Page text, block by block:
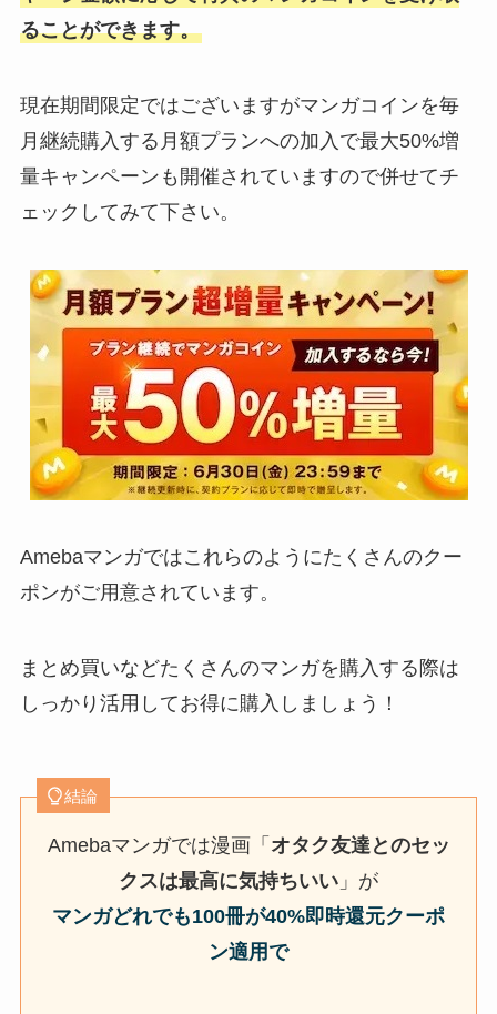
ることができます。
現在期間限定ではございますがマンガコインを毎
月継続購入する月額プランへの加入で最大50%増
量キャンペーンも開催されていますので併せてチ
ェックしてみて下さい。
Amebaマンガではこれらのようにたくさんのクー
ポンがご用意されています。
まとめ買いなどたくさんのマンガを購入する際は
しっかり活用してお得に購入しましょう！
結論
Amebaマンガでは漫画「 オタク友達とのセッ
クスは最高に気持ちいい 」が
マンガどれでも100冊が40%即時還元クーポ
ン適用で